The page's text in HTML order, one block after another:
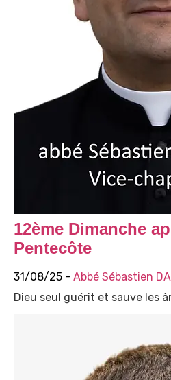
12ème Dimanche
Pentecôte
31/08/25 - Abbé Sébastien
Dieu seul guérit et sauve les